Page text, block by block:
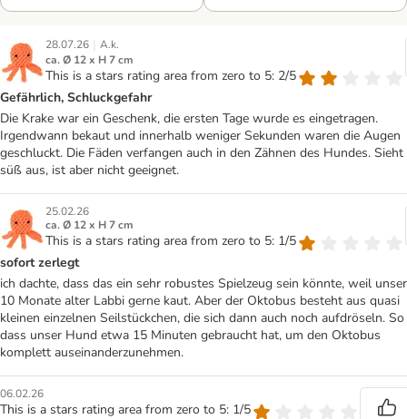
28.07.26 | A.k.
ca. Ø 12 x H 7 cm
This is a stars rating area from zero to 5: 2/5
Gefährlich, Schluckgefahr
Die Krake war ein Geschenk, die ersten Tage wurde es eingetragen.
Irgendwann bekaut und innerhalb weniger Sekunden waren die Augen
geschluckt. Die Fäden verfangen auch in den Zähnen des Hundes. Sieht
süß aus, ist aber nicht geeignet.
25.02.26
ca. Ø 12 x H 7 cm
This is a stars rating area from zero to 5: 1/5
sofort zerlegt
ich dachte, dass das ein sehr robustes Spielzeug sein könnte, weil unser
10 Monate alter Labbi gerne kaut. Aber der Oktobus besteht aus quasi
kleinen einzelnen Seilstückchen, die sich dann auch noch aufdröseln. So
dass unser Hund etwa 15 Minuten gebraucht hat, um den Oktobus
komplett auseinanderzunehmen.
06.02.26
This is a stars rating area from zero to 5: 1/5